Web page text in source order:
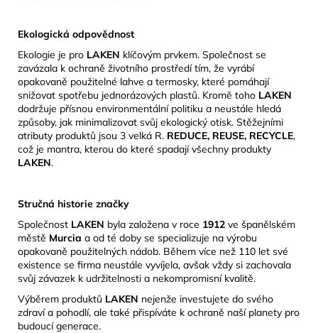
Ekologická odpovědnost
Ekologie je pro LAKEN klíčovým prvkem. Společnost se
zavázala k ochraně životního prostředí tím, že vyrábí
opakovaně použitelné lahve a termosky, které pomáhají
snižovat spotřebu jednorázových plastů. Kromě toho LAKEN
dodržuje přísnou environmentální politiku a neustále hledá
způsoby, jak minimalizovat svůj ekologický otisk. ​Stěžejními
atributy produktů jsou 3 velká R. REDUCE, REUSE, RECYCLE,
což je mantra, kterou do které spadají všechny produkty
LAKEN.
Stručná historie značky
Společnost LAKEN byla založena v roce 1912 ve španělském
městě Murcia a od té doby se specializuje na výrobu
opakovaně použitelných nádob. Během více než 110 let své
existence se firma neustále vyvíjela, avšak vždy si zachovala
svůj závazek k udržitelnosti a nekompromisní kvalitě.
Výběrem produktů LAKEN nejenže investujete do svého
zdraví a pohodlí, ale také přispíváte k ochraně naší planety pro
budoucí generace.